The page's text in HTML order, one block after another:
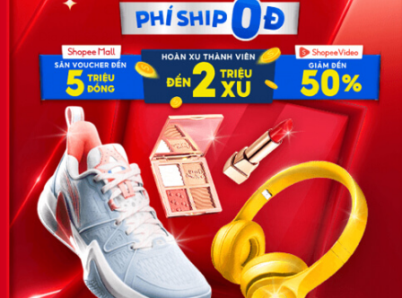
Công ty TNHH Eyeplus Online
Địa chỉ: Số 81, ngõ 68, đường Cầu Giấy, Tổ 05, Phường Quan
Hoa, Quận Cầu Giấy, TP Hà Nội, Việt Nam
SĐT: 0981 448 766
Email:
hotro@timviec.com.vn
VỀ CHÚNG TÔI
News.timviec.com.vn là website cung cấp thông tin liên quan đến
nhân sự, nghề nghiệp do Timviec.com.vn vận hành nhằm giúp
doanh nghiệp, nhân sự tuyển dụng, người đi làm, người tìm việc
cập nhật thông tin và đáp ứng được mong muốn của mình.
KẾT NỐI